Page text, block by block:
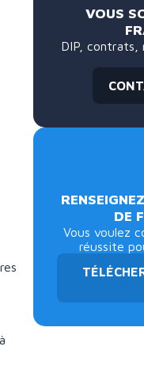
VOUS
DIP, contrats,
DE
Vous voulez
réussite